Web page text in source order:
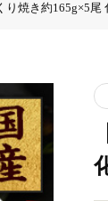
り焼き約165g×5